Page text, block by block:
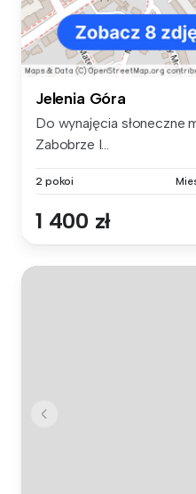
Jelenia Góra
Do wynajęcia
Zabobrze I...
2 pokoi
1 400 zł